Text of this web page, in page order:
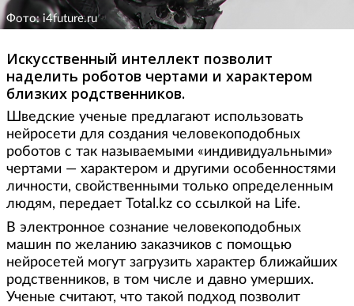
Фото: i4future.ru
Искусственный интеллект позволит
наделить роботов чертами и характером
близких родственников.
Шведские ученые предлагают использовать
нейросети для создания человекоподобных
роботов с так называемыми «индивидуальными»
чертами — характером и другими особенностями
личности, свойственными только определенным
людям, передает Total.kz со ссылкой на Life.
В электронное сознание человекоподобных
машин по желанию заказчиков с помощью
нейросетей могут загрузить характер ближайших
родственников, в том числе и давно умерших.
Ученые считают, что такой подход позволит